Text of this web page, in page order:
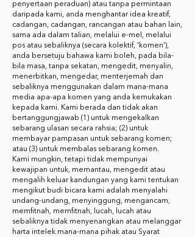
penyertaan peraduan) atau tanpa permintaan
daripada kami, anda menghantar idea kreatif,
cadangan, cadangan, rancangan atau bahan lain,
sama ada dalam talian, melalui e-mel, melalui
pos atau sebaliknya (secara kolektif, 'komen'),
anda bersetuju bahawa kami boleh, pada bila-
bila masa, tanpa sekatan, mengedit, menyalin,
menerbitkan, mengedar, menterjemah dan
sebaliknya menggunakan dalam mana-mana
media apa-apa komen yang anda kemukakan
kepada kami. Kami berada dan tidak akan
bertanggungjawab (1) untuk mengekalkan
sebarang ulasan secara rahsia; (2) untuk
membayar pampasan untuk sebarang komen;
atau (3) untuk membalas sebarang komen.
Kami mungkin, tetapi tidak mempunyai
kewajipan untuk, memantau, mengedit atau
mengalih keluar kandungan yang kami tentukan
mengikut budi bicara kami adalah menyalahi
undang-undang, menyinggung, mengancam,
memfitnah, memfitnah, lucah, lucah atau
sebaliknya tidak menyenangkan atau melanggar
harta intelek mana-mana pihak atau Syarat